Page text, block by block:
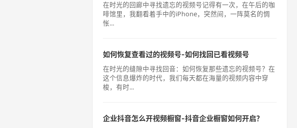
在时光的回廊中寻找遗忘的视频号记得有一次，在午后的咖
啡馆里，我翻看着手中的iPhone，突然间，一阵莫名的惆
怅...
如何恢复查看过的视频号-如何找回已看视频号
在时光的缝隙中寻找回音：如何恢复那些遗忘的视频号？在
这个信息爆炸的时代，我们每天都在海量的视频内容中穿
梭，有时...
企业抖音怎么开视频橱窗-抖音企业橱窗如何开启？